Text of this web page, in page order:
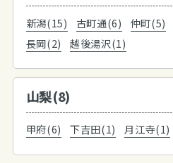
新潟(15) 古町通(6) 仲町(5)
長岡(2)
越後湯沢(1)
山梨(8)
甲府(6) 下吉田(1) 月江寺(1)